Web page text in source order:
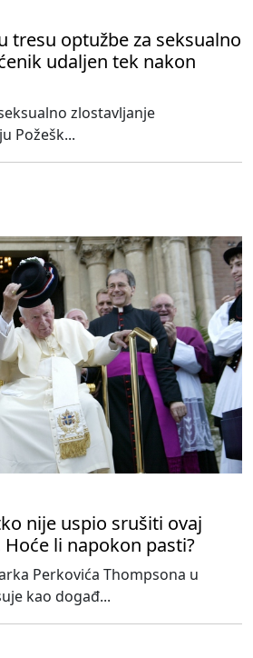
tresu optužbe za seksualno
udaljen tek nakon
zlostavljanje
Požešk...
nije uspio srušiti ovaj
li napokon pasti?
Perkovića Thompsona u
kao događ...